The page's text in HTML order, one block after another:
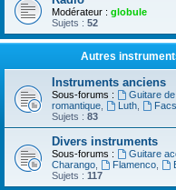
Modérateur : globule
Sujets : 52
Autres
Instruments anciens
Sous-forums : Guitare
romantique
Luth,
Sujets : 83
Divers instruments
Sous-forums : Guitare
Charango
Flamenco,
Sujets : 117